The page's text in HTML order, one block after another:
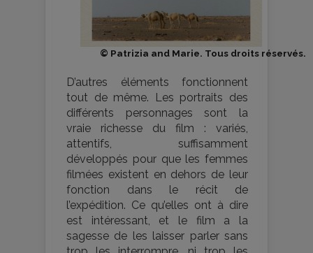
© Patrizia and Marie. Tous droits réservés.
D’autres éléments fonctionnent
tout de même. Les portraits des
différents personnages sont la
vraie richesse du film : variés,
attentifs, suffisamment
développés pour que les femmes
filmées existent en dehors de leur
fonction dans le récit de
l’expédition. Ce qu’elles ont à dire
est intéressant, et le film a la
sagesse de les laisser parler sans